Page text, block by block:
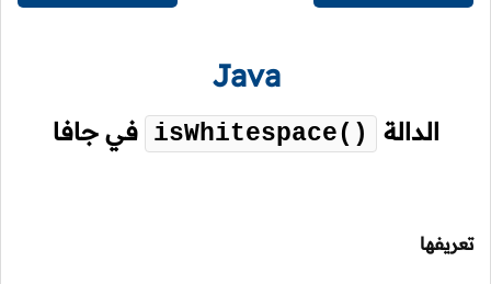
Java
الدالة isWhitespace() في جافا
تعريفها